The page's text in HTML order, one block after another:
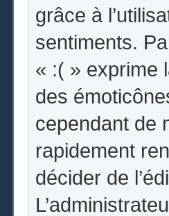
grâce à
sentiments.
« :( » exprime
des
cependant de
rapidement
décider de